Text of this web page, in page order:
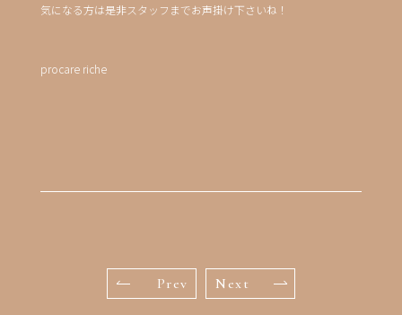
気になる方は是非スタッフまでお声掛け下さいね！
procare riche
Prev Next